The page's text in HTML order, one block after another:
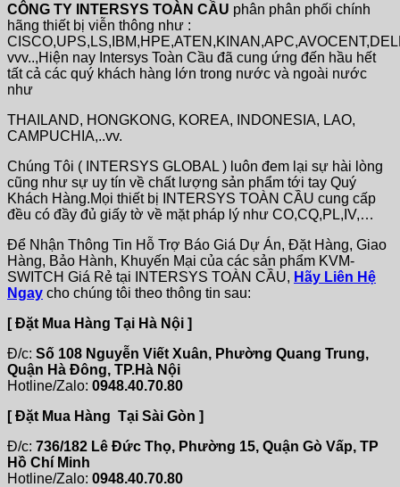
CÔNG TY INTERSYS TOÀN CẦU phân phân phối chính
hãng thiết bị viễn thông như :
vvv..,Hiện nay Intersys Toàn Cầu đã cung ứng đến hầu hết
tất cả các quý khách hàng lớn trong nước và ngoài nước
như
THAILAND, HONGKONG, KOREA, INDONESIA, LAO,
CAMPUCHIA,..vv.
Chúng Tôi ( INTERSYS GLOBAL ) luôn đem lại sự hài lòng
cũng như sự uy tín về chất lượng sản phẩm tới tay Quý
Khách Hàng.Mọi thiết bị INTERSYS TOÀN CẦU cung cấp
đều có đầy đủ giấy tờ về mặt pháp lý như CO,CQ,PL,IV,…
Để Nhận Thông Tin Hỗ Trợ Báo Giá Dự Án, Đặt Hàng, Giao
Hàng, Bảo Hành, Khuyến Mại của các sản phẩm KVM-
SWITCH Giá Rẻ tại INTERSYS TOÀN CẦU, Hãy Liên Hệ
Ngay cho chúng tôi theo thông tin sau:
[ Đặt Mua Hàng Tại Hà Nội ]
Đ/c: Số 108 Nguyễn Viết Xuân, Phường Quang Trung,
Quận Hà Đông, TP.Hà Nội
Hotline/Zalo: 0948.40.70.80
[ Đặt Mua Hàng Tại Sài Gòn ]
Đ/c: 736/182 Lê Đức Thọ, Phường 15, Quận Gò Vấp, TP
Hồ Chí Minh
Hotline/Zalo: 0948.40.70.80